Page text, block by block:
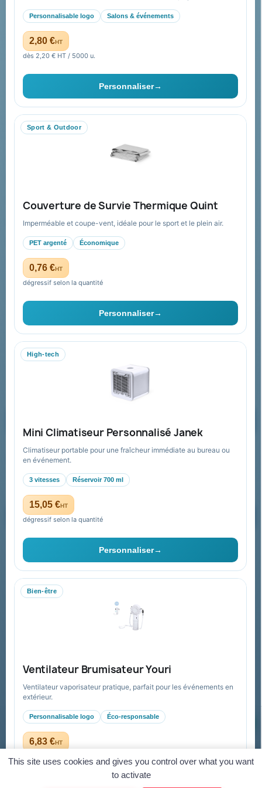
Personnalisable logo Salons & événements
2,80 €HT
dès 2,20 € HT / 5000 u.
Personnaliser→
Sport & Outdoor
Couverture de Survie Thermique Quint
Imperméable et coupe-vent, idéale pour le sport et le plein air.
PET argenté Économique
0,76 €HT
dégressif selon la quantité
Personnaliser→
High-tech
Mini Climatiseur Personnalisé Janek
Climatiseur portable pour une fraîcheur immédiate au bureau ou
en événement.
3 vitesses Réservoir 700 ml
15,05 €HT
dégressif selon la quantité
Personnaliser→
Bien-être
Ventilateur Brumisateur Youri
Ventilateur vaporisateur pratique, parfait pour les événements en
extérieur.
Personnalisable logo Éco-responsable
6,83 €HT
Catalogue goodies
Cadeaux de fin d’année
accompagnement global
Ils nous ont fait confiance
Livraison
Nous contacter
FAQ sur Promenoch Goodies Pub France
Conditions de retour
Paiement sécurisé
Plan du site
Contact & devis
06 09 53 17 41
WhatsApp
equipe@promenoch-goodies.com
Recevez nos offres spéciales
Vous pouvez vous désinscrire à tout moment. Vous trouverez pour
cela nos informations de contact dans les conditions d'utilisation du
site.
Collectivités & administrations
Devis, mandat administratif et facturation Chorus Pro
© 2026 Goodies Pub France — Tous droits réservés
Mentions légales
Virement Mandat administratif Visa Mastercard
This site uses cookies and gives you control over what you want
to activate